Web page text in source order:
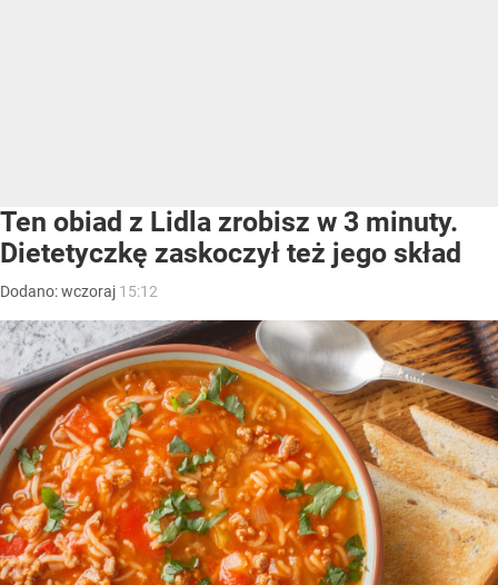
Ten obiad z Lidla zrobisz w 3 minuty.
Dietetyczkę zaskoczył też jego skład
Dodano:wczoraj 15:12